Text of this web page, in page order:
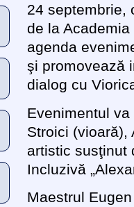
24 septembrie,
de la
agenda
şi promovează
dialog cu
Evenimentul
Stroici (vioară),
artistic susţinut
Incluzivă
Maestrul